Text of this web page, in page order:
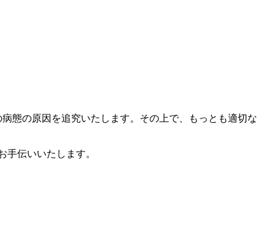
態の原因を追究いたします。その上で、もっとも適切な
伝いいたします。